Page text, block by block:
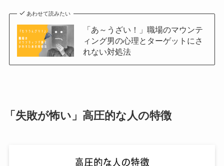
あわせて読みたい
「あ～うざい！」職場のマウンテ
ィング男の心理とターゲットにさ
れない対処法
「失敗が怖い」高圧的な人の特徴